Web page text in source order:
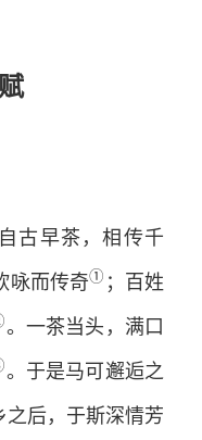
古早茶，相传千
咏而传奇① ；百姓
。一茶当头，满口
。于是马可邂逅之
之后，于斯深情芳